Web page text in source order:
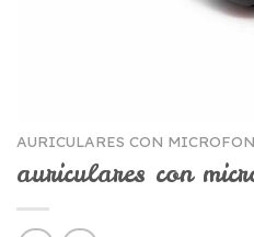
AURICULARES CON
auriculares con